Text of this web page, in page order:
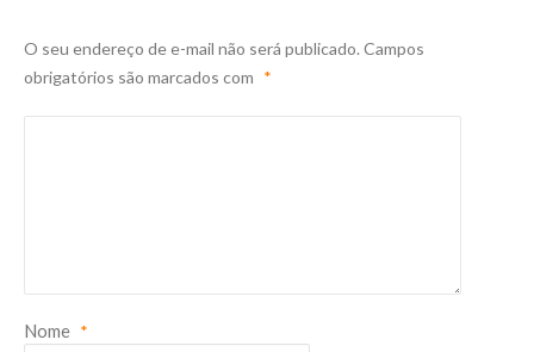
O seu endereço de e-mail não será publicado. Campos
obrigatórios são marcados com *
Nome *